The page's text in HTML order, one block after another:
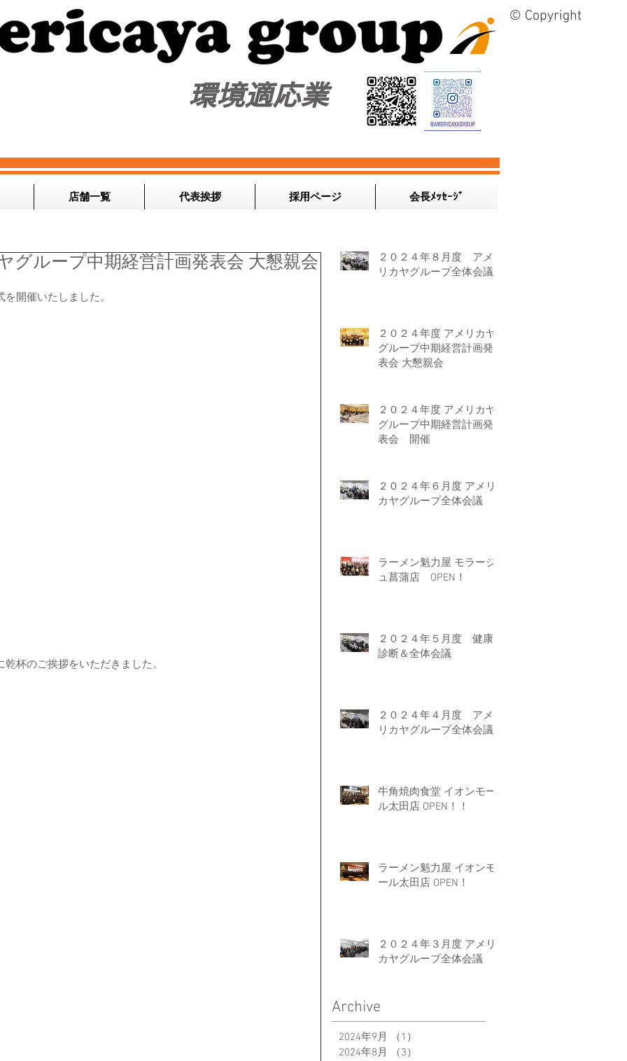
© Copyright
​環境適応業
店舗一覧 代表挨拶 採用ページ 会長ﾒｯｾｰｼﾞ
グループ中期経営計画発表会 大懇親会
開催いたしました。
杯のご挨拶をいただきました。
２０２４年８月度 アメ
リカヤグループ全体会議
２０２４年度 アメリカヤ
グループ中期経営計画発
表会 大懇親会
２０２４年度 アメリカヤ
グループ中期経営計画発
表会 開催
２０２４年６月度 アメリ
カヤグループ全体会議
ラーメン魁力屋 モラージ
ュ菖蒲店 OPEN！
２０２４年５月度 健康
診断＆全体会議
２０２４年４月度 アメ
リカヤグループ全体会議
牛角焼肉食堂 イオンモー
ル太田店 OPEN！！
ラーメン魁力屋 イオンモ
ール太田店 OPEN！
２０２４年３月度 アメリ
カヤグループ全体会議
Archive
2024年9月 （1）
2024年8月
（3）